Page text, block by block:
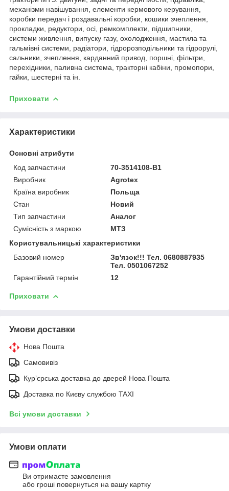
механізми навішування, елементи кермового керування,
коробки передач і роздавальні коробки, кошики зчеплення,
прокладки, редуктори, осі, ремкомплекти, підшипники,
системи живлення, випуску газу, охолодження, мастила та
гальмівні системи, радіатори, гідророзподільники та гідрорулі,
сальники, зчеплення, карданний привод, поршні, фільтри,
перехідники, паливна система, тракторні кабіни, промопори,
гайки, шестерні та ін.
Приховати
Характеристики
Основні атрибути
Код запчастини
70-3514108-B1
Виробник
Agrotex
Країна виробник
Польща
Стан
Новий
Тип запчастини
Аналог
Сумісність з маркою
МТЗ
Користувальницькі характеристики
Базовий номер
Зв'язок!!! Тел. 0680887935
Тел. 0501067252
Гарантійний термін
12
Приховати
Умови доставки
Нова Пошта
Самовивіз
Курʼєрська доставка до дверей Нова Пошта
Доставка по Києву службою TAXI
Всі умови доставки
Умови оплати
Ви отримаєте замовлення
або гроші повернуться на вашу картку